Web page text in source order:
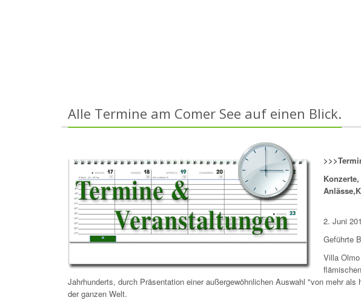
Alle Termine am Comer See auf einen Blick.
2.
Geführte
Villa
Jahrhunderts, durch Präsentation einer außergewöhnlichen Auswahl "von mehr
der ganzen Welt.